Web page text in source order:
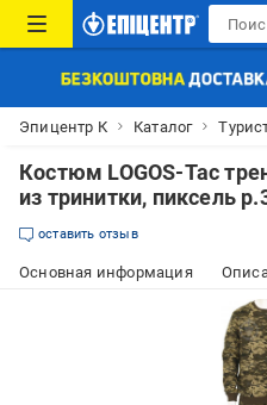
Эпицентр К Каталог
Костюм LOGOS-Tac
из тринитки, пиксель
оставить отзыв
Основная информация